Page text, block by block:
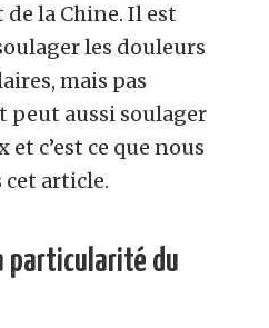
la Chine. Il est
les douleurs
mais pas
peut aussi soulager
c’est ce que nous
article.
particularité du